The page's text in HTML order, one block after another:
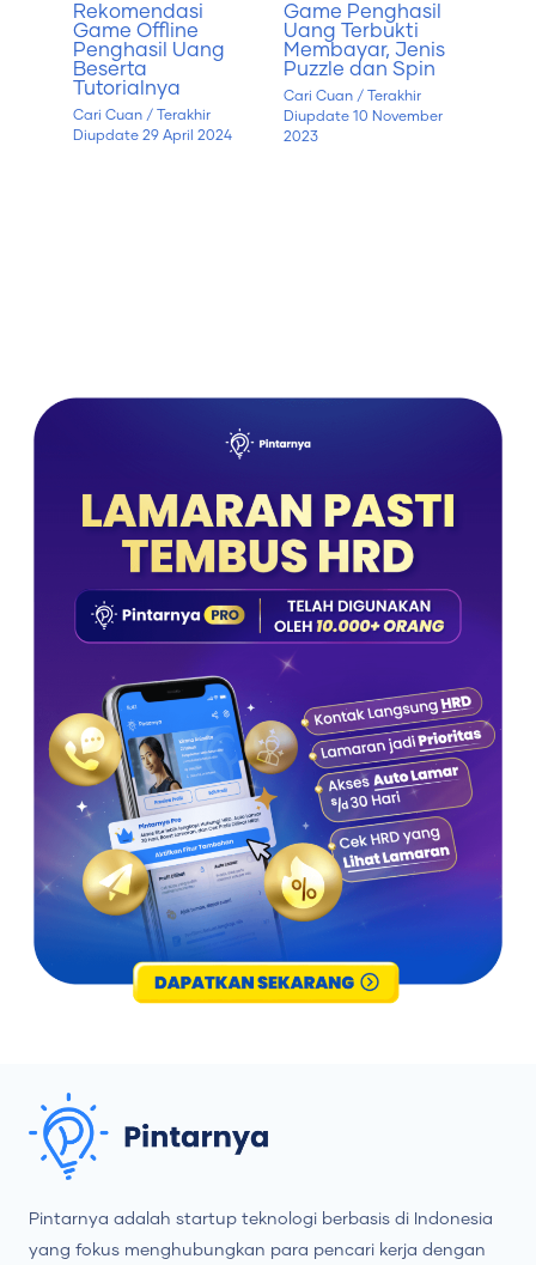
Rekomendasi
Game Offline
Penghasil Uang
Beserta
Tutorialnya
Cari Cuan / Terakhir
Diupdate 29 April 2024
Game Penghasil
Uang Terbukti
Membayar, Jenis
Puzzle dan Spin
Cari Cuan/ Terakhir
Diupdate10 November
2023
Pintarnya adalah startup teknologi berbasis di Indonesia
yang fokus menghubungkan para pencari kerja dengan